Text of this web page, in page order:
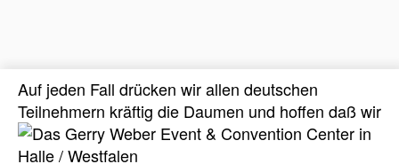
Auf jeden Fall drücken wir allen deutschen
Teilnehmern kräftig die Daumen und hoffen daß wir